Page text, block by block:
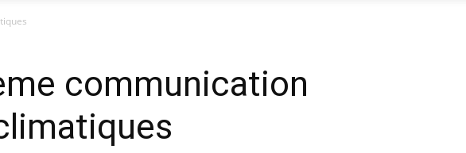
communication